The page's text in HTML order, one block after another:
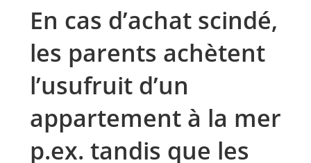
En cas d’achat scindé,
les parents achètent
l’usufruit d’un
appartement à la mer
p.ex. tandis que les